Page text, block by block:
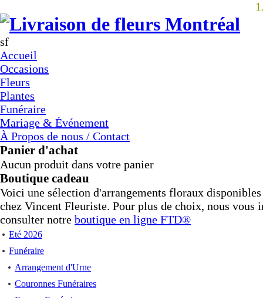
sf
Accueil
Occasions
Fleurs
Plantes
Funéraire
Mariage & Événement
À Propos de nous / Contact
Panier d'achat
Aucun produit dans votre panier
Boutique cadeau
Voici une sélection d'arrangements floraux
chez Vincent Fleuriste. Pour plus de choix, nous vous
consulter notre boutique en ligne FTD®
Eté 2026
Funéraire
Arrangement d'Urne
Couronnes Funéraires